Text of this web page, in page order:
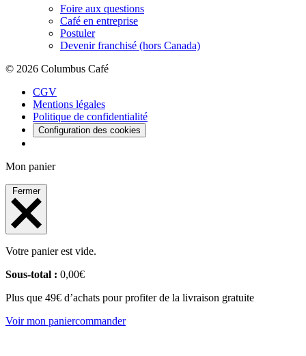
Foire aux questions
Café en entreprise
Postuler
Devenir franchisé (hors Canada)
© 2026 Columbus Café
CGV
Mentions légales
Politique de confidentialité
Configuration des cookies
Mon panier
Fermer
Votre panier est vide.
Sous-total : 0,00€
Plus que 49€ d’achats pour profiter de la livraison gratuite
Voir mon paniercommander